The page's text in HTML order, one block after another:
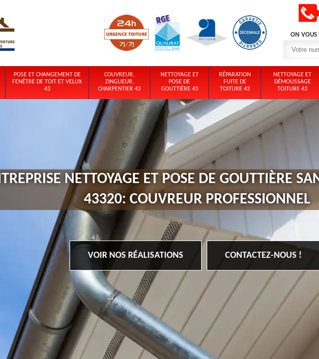
ON VOUS
POSE ET CHANGEMENT DE
FENÊTRE DE TOIT ET VELUX
43
COUVREUR,
ZINGUEUR,
CHARPENTIER 43
NETTOYAGE ET
POSE DE
GOUTTIÈRE 43
RÉPARATION
FUITE DE
TOITURE 43
NETTOYAGE ET
DÉMOUSSAGE
TOITURE 43
NETTOYAGE ET POSE DE GOUTTIÈRE
43320: COUVREUR PROFESSIONNEL
VOIR NOS RÉALISATIONS CONTACTEZ-NOUS !